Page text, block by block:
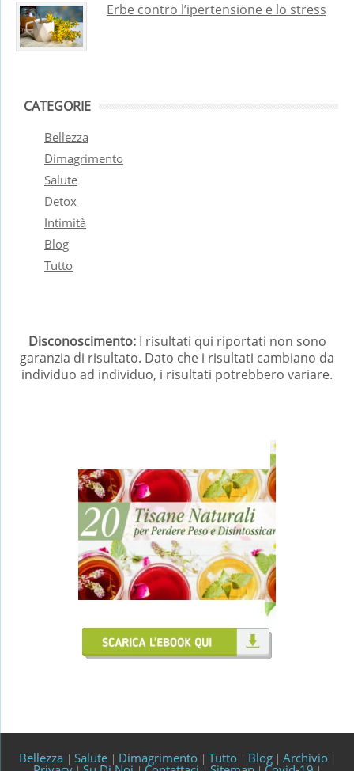
Erbe contro l’ipertensione e lo stress
CATEGORIE
Bellezza
Dimagrimento
Salute
Detox
Intimità
Blog
Tutto
Disconoscimento:I risultati qui riportati non sono
garanzia di risultato. Dato che i risultati cambiano da
individuo ad individuo, i risultati potrebbero variare.
Bellezza | Salute | Dimagrimento | Tutto | Blog| Archivio|